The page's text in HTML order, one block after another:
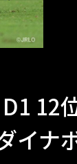
12
ナボ